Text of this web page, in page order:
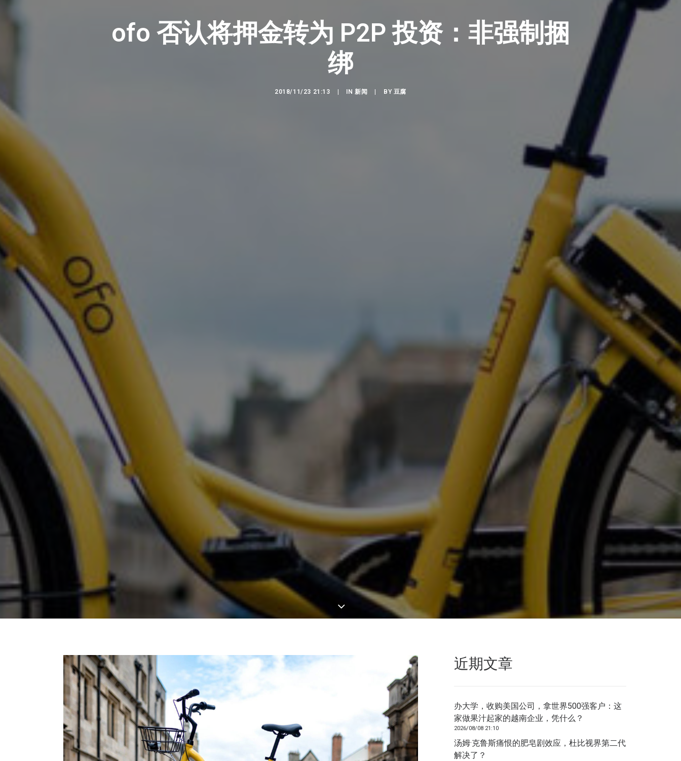
ofo 否认将押金转为 P2P 投资：非强制捆
绑
2018/11/23 21:13 IN新闻 BY 豆腐
近期文章
办大学，收购美国公司，拿世界500强客户：这
家做果汁起家的越南企业，凭什么？
2026/08/08 21:10
汤姆·克鲁斯痛恨的肥皂剧效应，杜比视界第二代
解决了？